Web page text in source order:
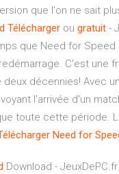
que l'on ne sait
Télécharger ou gratuit -
que Need for Speed
C'est une
deux décennies! Avec
l'arrivée d'un
toute cette période.
Need for
Download -